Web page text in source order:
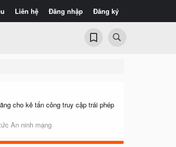
Liên hệ Đăng nhập Đăng ký
cho kẻ tấn công truy cập trái phép
An ninh mạng